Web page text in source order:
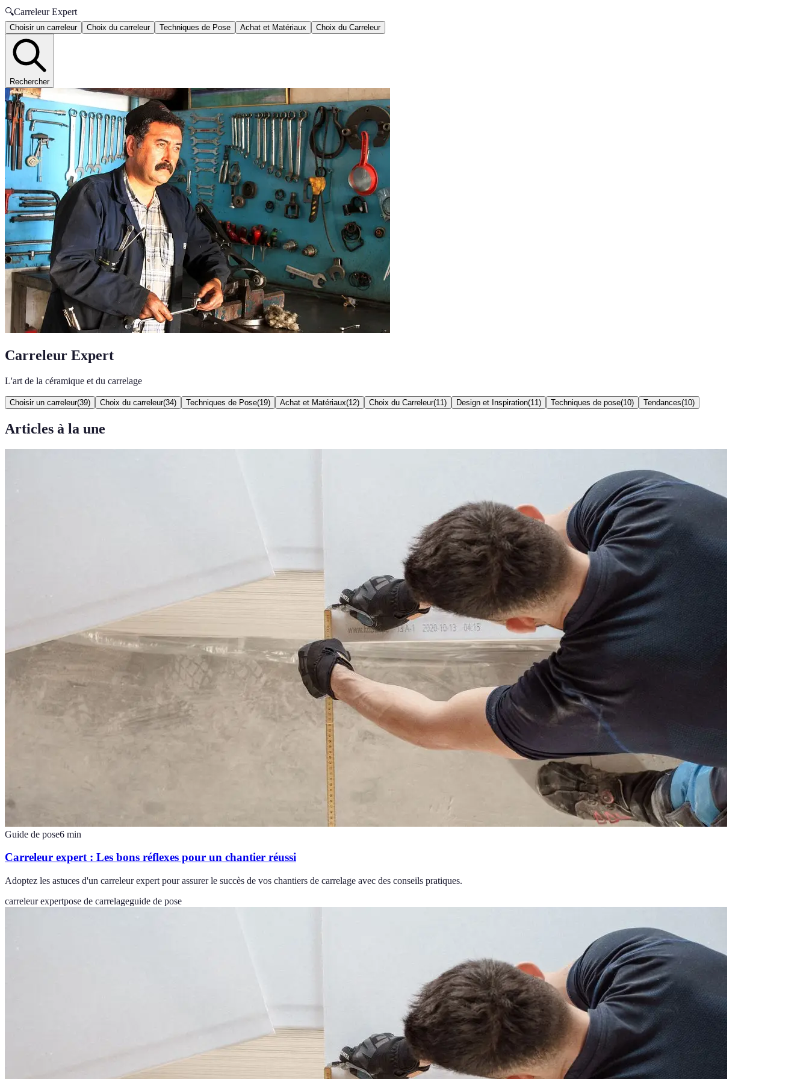
🔍Carreleur Expert
Choisir un carreleur Choix du carreleur Techniques de Pose Achat et Matériaux Choix du Carreleur
Rechercher
Carreleur Expert
L'art de la céramique et du carrelage
Choisir un carreleur(39) Choix du carreleur(34) Techniques de Pose(19) Achat et Matériaux(12) Choix du Carreleur(11 ) Design et Inspiration(11 ) Techniques de pose(10) Tendances(10)
Articles à la une
Guide de pose6 min
Carreleur expert : Les bons réflexes pour un chantier réussi
Adoptez les astuces d'un carreleur expert pour assurer le succès de vos chantiers de carrelage avec des conseils pratiques.
carreleur expertpose de carrelageguide de pose